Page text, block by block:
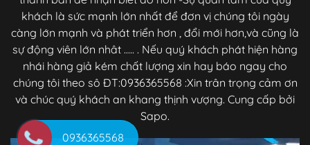
khách là sức mạnh lớn nhất để đơn vị chúng tôi ngày
càng lớn mạnh và phát triển hơn , đổi mới hơn,và cũng là
sự động viên lớn nhât ..... . Nếu quý khách phát hiện hàng
nhái hàng giả kém chất lượng xin hay báo ngay cho
chúng tôi theo sô ĐT:0936365568 :Xin trân trọng cảm ơn
và chúc quý khách an khang thịnh vượng. Cung cấp bởi
Sapo.
0936365568